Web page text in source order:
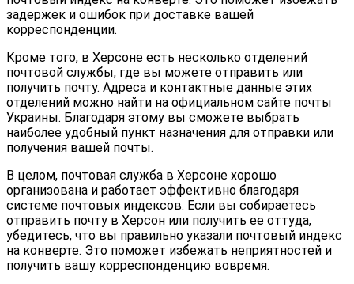
задержек и ошибок при доставке вашей
корреспонденции.
Кроме того, в Херсоне есть несколько отделений
почтовой службы, где вы можете отправить или
получить почту. Адреса и контактные данные этих
отделений можно найти на официальном сайте почты
Украины. Благодаря этому вы сможете выбрать
наиболее удобный пункт назначения для отправки или
получения вашей почты.
В целом, почтовая служба в Херсоне хорошо
организована и работает эффективно благодаря
системе почтовых индексов. Если вы собираетесь
отправить почту в Херсон или получить ее оттуда,
убедитесь, что вы правильно указали почтовый индекс
на конверте. Это поможет избежать неприятностей и
получить вашу корреспонденцию вовремя.